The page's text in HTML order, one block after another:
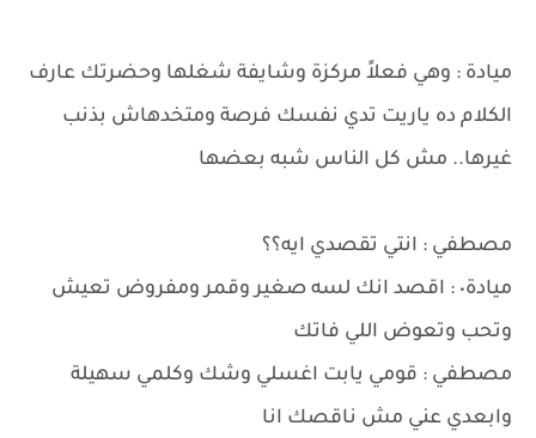
ميادة : وهي فعلاً مركزة وشايفة شغلها وحضرتك عارف
الكلام ده ياريت تدي نفسك فرصة ومتخدهاش بذنب
غيرها.. مش كل الناس شبه بعضها
مصطفي : انتي تقصدي ايه؟؟
ميادة٠ : اقصد انك لسه صغير وقمر ومفروض تعيش
وتحب وتعوض اللي فاتك
مصطفي : قومي يابت اغسلي وشك وكلمي سهيلة
وابعدي عني مش ناقصك انا